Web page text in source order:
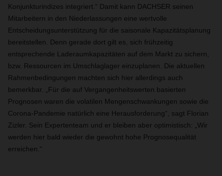
Konjunkturindizes integriert.“ Damit kann DACHSER seinen
Mitarbeitern in den Niederlassungen eine wertvolle
Entscheidungsunterstützung für die saisonale Kapazitätsplanung
bereitstellen. Denn gerade dort gilt es, sich frühzeitig
entsprechende Laderaumkapazitäten auf dem Markt zu sichern,
bzw. Ressourcen im Umschlaglager einzuplanen. Die aktuellen
Rahmenbedingungen machten sich hier allerdings auch
bemerkbar. „Für die auf Vergangenheitswerten basierten
Prognosen waren die volatilen Mengenschwankungen sowie die
Corona-Pandemie natürlich eine Herausforderung“, sagt Florian
Zizler. Sein Expertenteam und er bleiben aber optimistisch: „Wir
werden hier bald wieder die gewohnt hohe Prognosequalität
erreichen.“